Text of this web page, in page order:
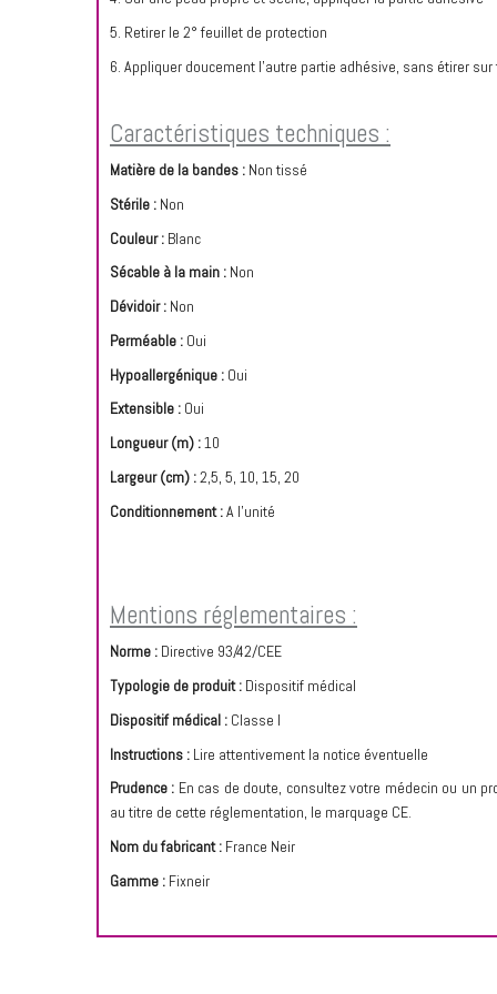
5. Retirer le 2° feuillet de protection
6. Appliquer doucement l’autre partie adhésive, sans étirer
Caractéristiques techniques :
Matière de la bandes : Non tissé
Stérile : Non
Couleur : Blanc
Sécable à la main : Non
Dévidoir : Non
Perméable : Oui
Hypoallergénique : Oui
Extensible : Oui
Longueur (m) :10
Largeur (cm) :2,5, 5, 10, 15, 20
Conditionnement :A l'unité
Mentions réglementaires :
Norme : Directive 93/42/CEE
Typologie de produit : Dispositif médical
Dispositif médical : Classe I
Instructions : Lire attentivement la notice éventuelle
Prudence : En cas de doute, consultez votre médecin ou un
au titre de cette réglementation, le marquage CE.
Nom du fabricant : France Neir
Gamme : Fixneir